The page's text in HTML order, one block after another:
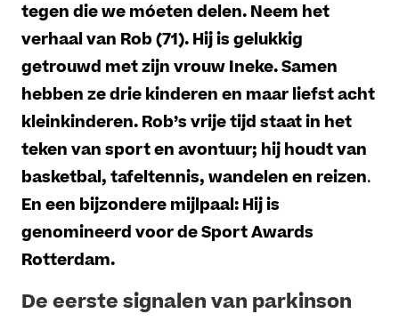
tegen die we móeten delen. Neem het
verhaal van Rob(71). Hij is gelukkig
getrouwd met zijn vrouw Ineke. Samen
hebben ze drie kinderen en maar liefst acht
kleinkinderen. Rob’s vrije tijd staat in het
teken van sport en avontuur; hij houdt van
basketbal, tafeltennis, wandelen en reizen.
En een bijzondere mijlpaal: Hij is
genomineerd voor de Sport Awards
Rotterdam.
De eerste signalen van parkinson